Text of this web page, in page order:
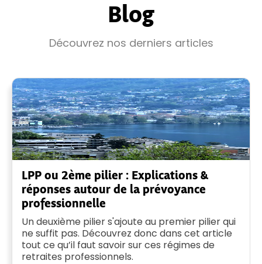
Blog
Découvrez nos derniers articles
LPP ou 2ème pilier : Explications &
réponses autour de la prévoyance
professionnelle
Un deuxième pilier s'ajoute au premier pilier qui
ne suffit pas. Découvrez donc dans cet article
tout ce qu’il faut savoir sur ces régimes de
retraites professionnels.